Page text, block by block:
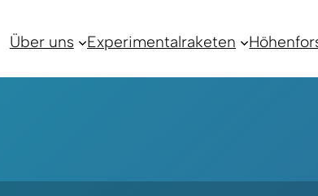
Über uns Experimentalraketen